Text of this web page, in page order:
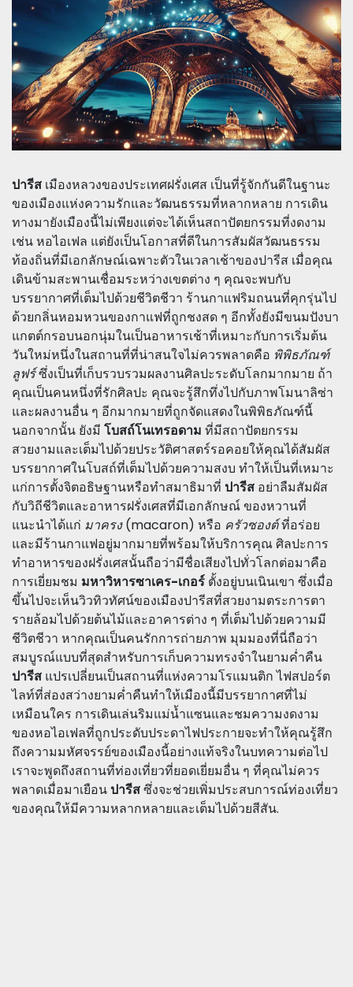
ปารีส เมืองหลวงของประเทศฝรั่งเศส เป็นที่รู้จักกันดีในฐานะ
ของเมืองแห่งความรักและวัฒนธรรมที่หลากหลาย การเดิน
ทางมายังเมืองนี้ไม่เพียงแต่จะได้เห็นสถาปัตยกรรมที่งดงาม
เช่น หอไอเฟล แต่ยังเป็นโอกาสที่ดีในการสัมผัสวัฒนธรรม
ท้องถิ่นที่มีเอกลักษณ์เฉพาะตัวในเวลาเช้าของปารีส เมื่อคุณ
เดินข้ามสะพานเชื่อมระหว่างเขตต่าง ๆ คุณจะพบกับ
บรรยากาศที่เต็มไปด้วยชีวิตชีวา ร้านกาแฟริมถนนที่คุกรุ่นไป
ด้วยกลิ่นหอมหวนของกาแฟที่ถูกชงสด ๆ อีกทั้งยังมีขนมปังบา
แกตต์กรอบนอกนุ่มในเป็นอาหารเช้าที่เหมาะกับการเริ่มต้น
วันใหม่หนึ่งในสถานที่ที่น่าสนใจไม่ควรพลาดคือ พิพิธภัณฑ์
ลูฟร์ซึ่งเป็นที่เก็บรวบรวมผลงานศิลปะระดับโลกมากมาย ถ้า
คุณเป็นคนหนึ่งที่รักศิลปะ คุณจะรู้สึกทึ่งไปกับภาพโมนาลิซ่า
และผลงานอื่น ๆ อีกมากมายที่ถูกจัดแสดงในพิพิธภัณฑ์นี้
นอกจากนั้น ยังมี โบสถ์โนเทรอดาม ที่มีสถาปัตยกรรม
สวยงามและเต็มไปด้วยประวัติศาสตร์รอคอยให้คุณได้สัมผัส
บรรยากาศในโบสถ์ที่เต็มไปด้วยความสงบ ทำให้เป็นที่เหมาะ
แก่การตั้งจิตอธิษฐานหรือทำสมาธิมาที่ ปารีส อย่าลืมสัมผัส
กับวิถีชีวิตและอาหารฝรั่งเศสที่มีเอกลักษณ์ ของหวานที่
แนะนำได้แก่ มาครง(macaron) หรือ ครัวซองต์ที่อร่อย
และมีร้านกาแฟอยู่มากมายที่พร้อมให้บริการคุณ ศิลปะการ
ทำอาหารของฝรั่งเศสนั้นถือว่ามีชื่อเสียงไปทั่วโลกต่อมาคือ
การเยี่ยมชม มหาวิหารซาเคร-เกอร์ ตั้งอยู่บนเนินเขา ซึ่งเมื่อ
ขึ้นไปจะเห็นวิวทิวทัศน์ของเมืองปารีสที่สวยงามตระการตา
รายล้อมไปด้วยต้นไม้และอาคารต่าง ๆ ที่เต็มไปด้วยความมี
ชีวิตชีวา หากคุณเป็นคนรักการถ่ายภาพ มุมมองที่นี่ถือว่า
สมบูรณ์แบบที่สุดสำหรับการเก็บความทรงจำในยามค่ำคืน
ปารีส แปรเปลี่ยนเป็นสถานที่แห่งความโรแมนติก ไฟสปอร์ต
ไลท์ที่ส่องสว่างยามค่ำคืนทำให้เมืองนี้มีบรรยากาศที่ไม่
เหมือนใคร การเดินเล่นริมแม่น้ำแซนและชมความงดงาม
ของหอไอเฟลที่ถูกประดับประดาไฟประกายจะทำให้คุณรู้สึก
ถึงความมหัศจรรย์ของเมืองนี้อย่างแท้จริงในบทความต่อไป
เราจะพูดถึงสถานที่ท่องเที่ยวที่ยอดเยี่ยมอื่น ๆ ที่คุณไม่ควร
พลาดเมื่อมาเยือน ปารีสซึ่งจะช่วยเพิ่มประสบการณ์ท่องเที่ยว
ของคุณให้มีความหลากหลายและเต็มไปด้วยสีสัน.